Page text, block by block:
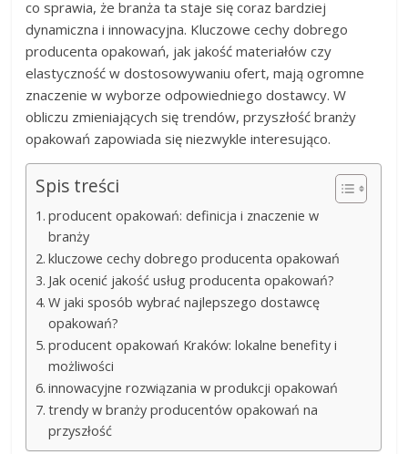
co sprawia, że branża ta staje się coraz bardziej
dynamiczna i innowacyjna. Kluczowe cechy dobrego
producenta opakowań, jak jakość materiałów czy
elastyczność w dostosowywaniu ofert, mają ogromne
znaczenie w wyborze odpowiedniego dostawcy. W
obliczu zmieniających się trendów, przyszłość branży
opakowań zapowiada się niezwykle interesująco.
Spis treści
producent opakowań: definicja i znaczenie w
branży
kluczowe cechy dobrego producenta opakowań
Jak ocenić jakość usług producenta opakowań?
W jaki sposób wybrać najlepszego dostawcę
opakowań?
producent opakowań Kraków: lokalne benefity i
możliwości
innowacyjne rozwiązania w produkcji opakowań
trendy w branży producentów opakowań na
przyszłość